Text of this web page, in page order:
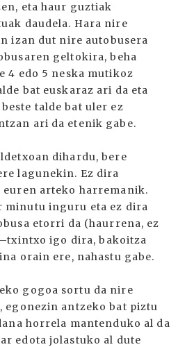
eta haur guztiak
daudela. Hara nire
izan dut nire autobusera
geltokira, beha
4 edo 5 neska mutikoz
bat euskaraz ari da eta
talde bat uler ez
ari da etenik gabe.
dihardu, bere
lagunekin. Ez dira
euren arteko harremanik.
minutu inguru eta ez dira
etorri da (haurrena, ez
igo dira, bakoitza
orain ere, nahastu gabe.
gogoa sortu da nire
egonezin antzeko bat piztu
horrela mantenduko al da
edota jolastuko al dute